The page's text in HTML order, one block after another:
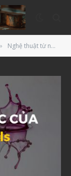
Nghệ thuật từ những giọt nước với Markus Reugels